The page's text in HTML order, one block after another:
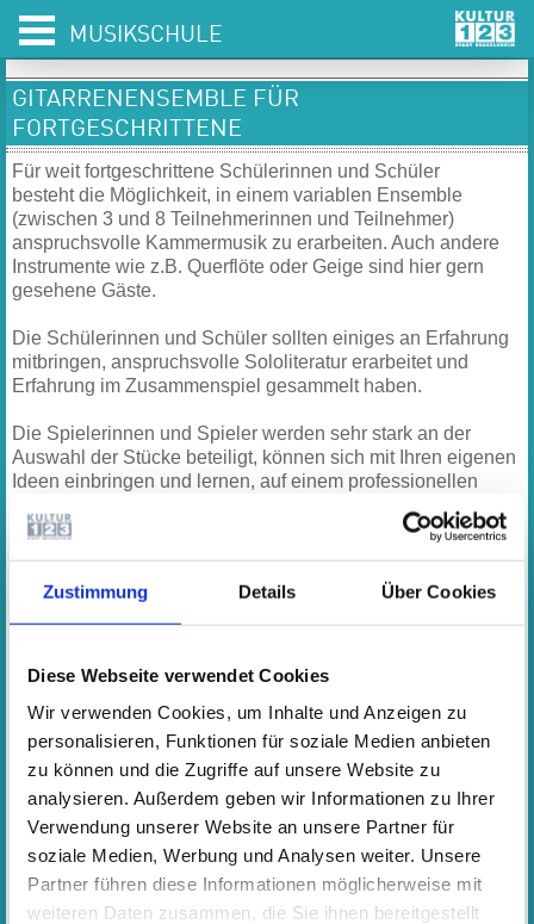
Zustimmung Details Über Cookies
Diese Webseite verwendet Cookies
Wir verwenden Cookies, um Inhalte und Anzeigen zu
personalisieren, Funktionen für soziale Medien anbieten
zu können und die Zugriffe auf unsere Website zu
analysieren. Außerdem geben wir Informationen zu Ihrer
Verwendung unserer Website an unsere Partner für
soziale Medien, Werbung und Analysen weiter. Unsere
Partner führen diese Informationen möglicherweise mit
weiteren Daten zusammen, die Sie ihnen bereitgestellt
MUSIKSCHULE
GITARRENENSEMBLE FÜR
FORTGESCHRITTENE
Für weit fortgeschrittene Schülerinnen und Schüler
besteht die Möglichkeit, in einem variablen Ensemble
(zwischen 3 und 8 Teilnehmerinnen und Teilnehmer)
anspruchsvolle Kammermusik zu erarbeiten. Auch andere
Instrumente wie z.B. Querflöte oder Geige sind hier gern
gesehene Gäste.
Die Schülerinnen und Schüler sollten einiges an Erfahrung
mitbringen, anspruchsvolle Sololiteratur erarbeitet und
Erfahrung im Zusammenspiel gesammelt haben.
Die Spielerinnen und Spieler werden sehr stark an der
Auswahl der Stücke beteiligt, können sich mit Ihren eigenen
Ideen einbringen und lernen, auf einem professionellen
Termin
N.N.
Leitung N.N.
KOSTEN
Jahresentgelt
228,00